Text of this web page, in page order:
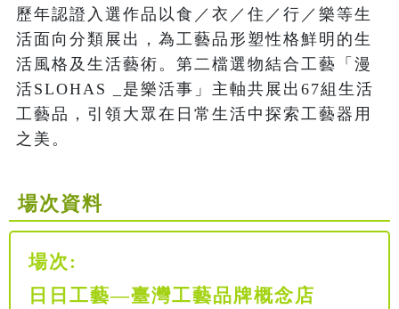
歷年認證入選作品以食／衣／住／行／樂等生
活面向分類展出，為工藝品形塑性格鮮明的生
活風格及生活藝術。第二檔選物結合工藝「漫
活SLOHAS _是樂活事」主軸共展出67組生活
工藝品，引領大眾在日常生活中探索工藝器用
之美。
場次資料
場次:
日日工藝—臺灣工藝品牌概念店